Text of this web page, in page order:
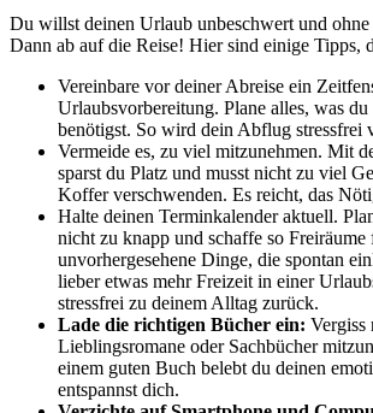
Du willst deinen Urlaub unbeschwert und ohne
Dann ab auf die Reise! Hier sind einige Tipps,
Vereinbare vor deiner Abreise ein
Urlaubsvorbereitung. Plane alles, was
benötigst. So wird dein Abflug stressfrei
Vermeide es, zu viel mitzunehmen. Mit
sparst du Platz und musst nicht zu viel
Koffer verschwenden. Es reicht, das
Halte deinen Terminkalender aktuell.
nicht zu knapp und schaffe so Freiräume
unvorhergesehene Dinge, die spontan
lieber etwas mehr Freizeit in einer
stressfrei zu deinem Alltag zurück.
Lade die richtigen Bücher ein: Vergiss
Lieblingsromane oder Sachbücher
einem guten Buch belebt du deinen
entspannst dich.